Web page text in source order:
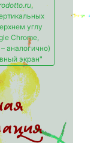
,
углу
Chrome,
аналогично)
экран"